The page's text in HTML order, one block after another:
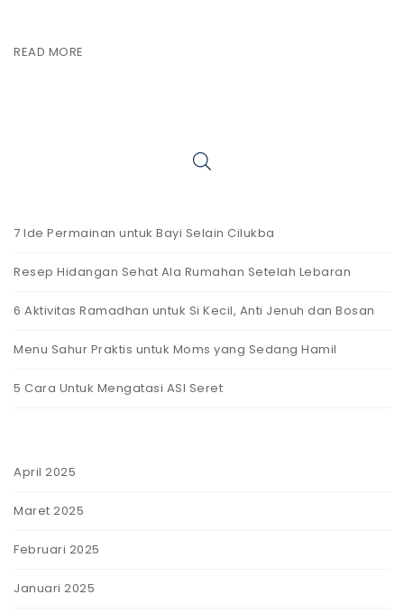
READ MORE
7 Ide Permainan untuk Bayi Selain Cilukba
Resep Hidangan Sehat Ala Rumahan Setelah Lebaran
6 Aktivitas Ramadhan untuk Si Kecil, Anti Jenuh dan Bosan
Menu Sahur Praktis untuk Moms yang Sedang Hamil
5 Cara Untuk Mengatasi ASI Seret
April 2025
Maret 2025
Februari 2025
Januari 2025